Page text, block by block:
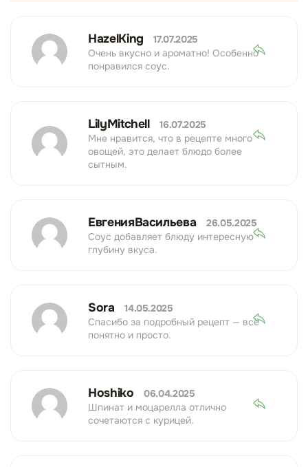
HazelKing
17.07.2025
Очень вкусно и ароматно! Особенно
понравился соус.
LilyMitchell
16.07.2025
Мне нравится, что в рецепте много
овощей, это делает блюдо более
сытным.
ЕвгенияВасильева
26.05.2025
Соус добавляет блюду интересную
глубину вкуса.
Sora
14.05.2025
Спасибо за подробный рецепт — всё
понятно и просто.
Hoshiko
06.04.2025
Шпинат и моцарелла отлично
сочетаются с курицей.